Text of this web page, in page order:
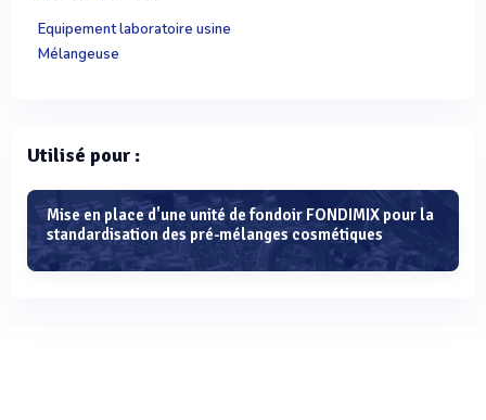
Equipement laboratoire usine
Mélangeuse
Utilisé pour :
Mise en place d'une unité de fondoir FONDIMIX pour la
standardisation des pré-mélanges cosmétiques